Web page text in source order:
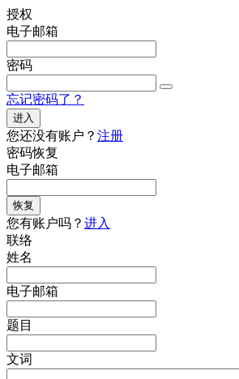
授权
电子邮箱
密码
忘记密码了？
进入
您还没有账户？ 注册
密码恢复
电子邮箱
恢复
您有账户吗？ 进入
联络
姓名
电子邮箱
题目
文词